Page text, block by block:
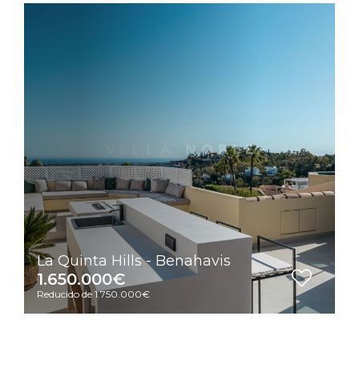
La Quinta Hills - Benahavis
1.650.000€
Reducido de 1.750.000€